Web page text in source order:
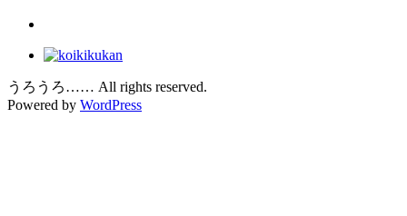
うろうろ…… All rights reserved.
Powered by WordPress